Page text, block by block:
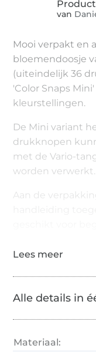
van
Mooi verpakt en
bloemendoosje
(uiteindelijk 36
'Color Snaps
kleurstellingen.
De Mini variant
drukknopen
met de Vario-
worden verwerkt.
Aan de
Alle details in
Materiaal: